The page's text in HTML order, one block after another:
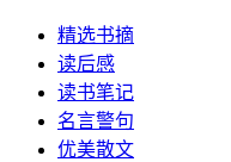
精选书摘
读后感
读书笔记
名言警句
优美散文